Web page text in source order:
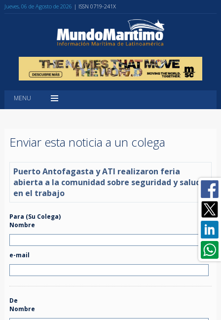
Jueves, 06 de Agosto de 2026 | ISSN 0719-241X
MENU
Enviar esta noticia a un colega
Puerto Antofagasta y ATI realizaron feria
abierta a la comunidad sobre seguridad y salud
en el trabajo
Para (Su Colega)
Nombre
e-mail
De
Nombre